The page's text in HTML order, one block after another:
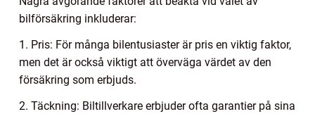
bilförsäkring inkluderar:
1. Pris: För många bilentusiaster är pris en viktig faktor,
men det är också viktigt att överväga värdet av den
försäkring som erbjuds.
2. Täckning: Biltillverkare erbjuder ofta garantier på sina